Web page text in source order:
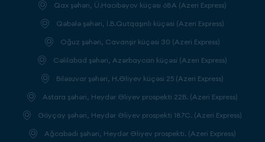
Qax şəhəri, Ü.Hacibəyov küçəsi 68A (Azeri Express)
Qəbələ şəhəri, İ.B.Qutqaşınlı küçəsi (Azeri Express)
Oğuz şəhəri, Cavanşir küçəsi 30 (Azeri Express)
Cəlilabad şəhəri, Azərbaycan küçəsi (Azeri Express)
Biləsuvar şəhəri, H.Əliyev küçəsi 25 (Azeri Express)
Astara şəhəri, Heydər Əliyev prospekti 22B. (Azeri Express)
Göyçay şəhəri, Heydər Əliyev prospekti 187C. (Azeri Express)
Ağcabədi şəhəri, Heydər Əliyev prospekti. (Azeri Express)